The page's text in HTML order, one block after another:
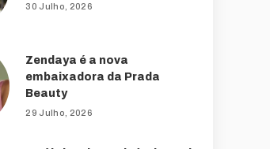
30 Julho, 2026
Zendaya é a nova
embaixadora da Prada
Beauty
29 Julho, 2026